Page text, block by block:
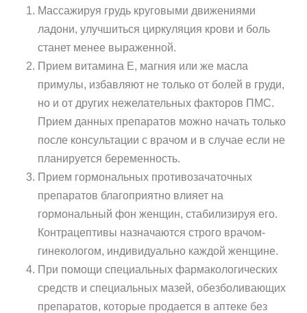
Массажируя грудь круговыми движениями
ладони, улучшиться циркуляция крови и боль
станет менее выраженной.
Прием витамина E, магния или же масла
примулы, избавляют не только от болей в груди,
но и от других нежелательных факторов ПМС.
Прием данных препаратов можно начать только
после консультации с врачом и в случае если не
планируется беременность.
Прием гормональных противозачаточных
препаратов благоприятно влияет на
гормональный фон женщин, стабилизируя его.
Контрацептивы назначаются строго врачом-
гинекологом, индивидуально каждой женщине.
При помощи специальных фармакологических
средств и специальных мазей, обезболивающих
препаратов, которые продается в аптеке без